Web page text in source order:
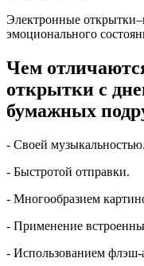
Электронные
эмоционального
Чем
открытки с
бумажных
- Своей музыкальностью.
- Быстротой отправки.
- Многообразием
- Применение
- Использованием